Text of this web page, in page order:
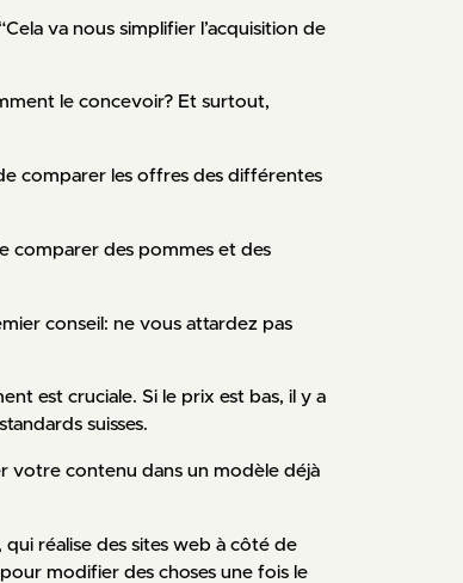
va nous simplifier l’acquisition de
le concevoir? Et surtout,
comparer les offres des différentes
comparer des pommes et des
conseil: ne vous attardez pas
est cruciale. Si le prix est bas, il y a
suisses.
votre contenu dans un modèle déjà
réalise des sites web à côté de
modifier des choses une fois le